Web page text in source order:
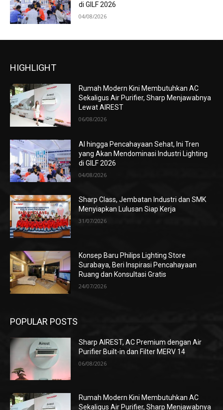
di GILF 2026
04/08/2026
HIGHLIGHT
Rumah Modern Kini Membutuhkan AC
Sekaligus Air Purifier, Sharp Menjawabnya
Lewat AIREST
06/08/2026
AI hingga Pencahayaan Sehat, Ini Tren
yang Akan Mendominasi Industri Lighting
di GILF 2026
04/08/2026
Sharp Class, Jembatan Industri dan SMK
Menyiapkan Lulusan Siap Kerja
31/07/2026
Konsep Baru Philips Lighting Store
Surabaya, Beri Inspirasi Pencahayaan
Ruang dan Konsultasi Gratis
24/07/2026
POPULAR POSTS
Sharp AIREST, AC Premium dengan Air
Purifier Built-in dan Filter MERV 14
06/08/2026
Rumah Modern Kini Membutuhkan AC
Sekaligus Air Purifier, Sharp Menjawabnya